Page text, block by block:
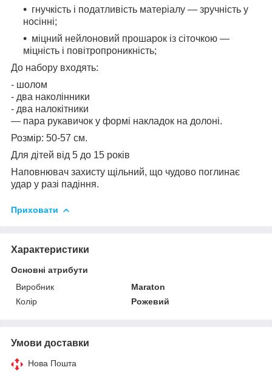
гнучкість і податливість матеріалу — зручність у
носінні;
міцний нейлоновий прошарок із сіточкою —
міцність і повітропроникність;
До набору входять:
- шолом
- два наколінники
- два налокітники
— пара рукавичок у формі накладок на долоні.
Розмір: 50-57 см.
Для дітей від 5 до 15 років
Наповнювач захисту щільний, що чудово поглинає
удар у разі падіння.
Приховати
Характеристики
Основні атрибути
Виробник
Maraton
Колір
Рожевий
Умови доставки
Нова Пошта